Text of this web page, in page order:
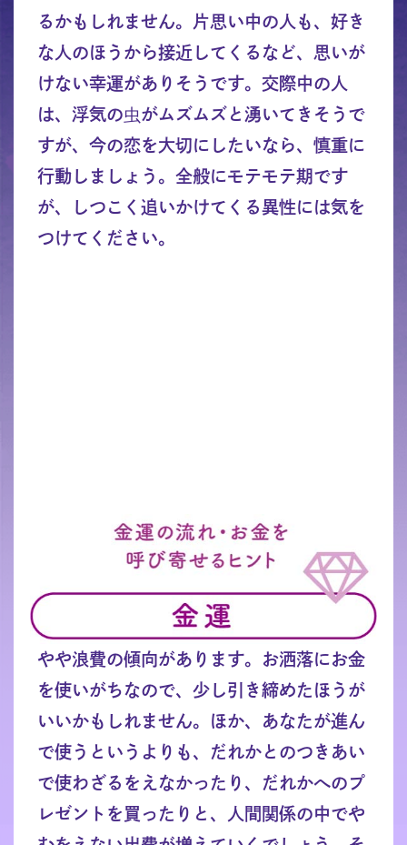
るかもしれません。片思い中の人も、好き
な人のほうから接近してくるなど、思いが
けない幸運がありそうです。交際中の人
は、浮気の虫がムズムズと湧いてきそうで
すが、今の恋を大切にしたいなら、慎重に
行動しましょう。全般にモテモテ期です
が、しつこく追いかけてくる異性には気を
つけてください。
やや浪費の傾向があります。お洒落にお金
を使いがちなので、少し引き締めたほうが
いいかもしれません。ほか、あなたが進ん
で使うというよりも、だれかとのつきあい
で使わざるをえなかったり、だれかへのプ
レゼントを買ったりと、人間関係の中でや